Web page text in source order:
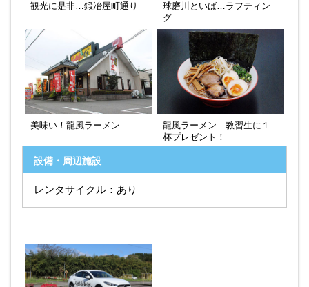
観光に是非…鍛冶屋町通り
球磨川といば…ラフティン
グ
美味い！龍風ラーメン
龍風ラーメン 教習生に１
杯プレゼント！
設備・周辺施設
レンタサイクル：あり